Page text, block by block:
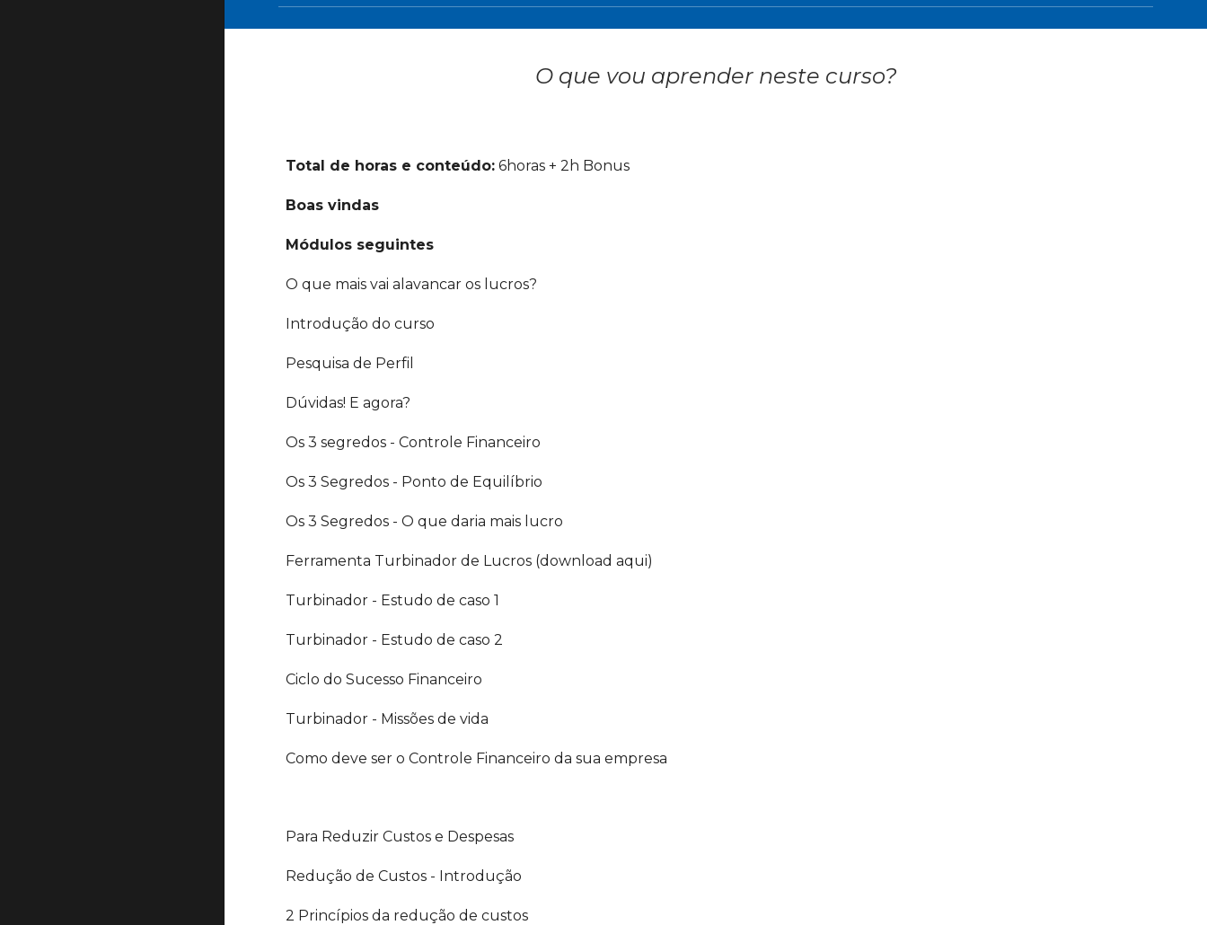
O que vou aprender neste curso?
Total de horas e conteúdo: 6horas + 2h Bonus
Boas vindas
Módulos seguintes
O que mais vai alavancar os lucros?
Introdução do curso
Pesquisa de Perfil
Dúvidas! E agora?
Os 3 segredos - Controle Financeiro
Os 3 Segredos - Ponto de Equilíbrio
Os 3 Segredos - O que daria mais lucro
Ferramenta Turbinador de Lucros (download aqui)
Turbinador - Estudo de caso 1
Turbinador - Estudo de caso 2
Ciclo do Sucesso Financeiro
Turbinador - Missões de vida
Como deve ser o Controle Financeiro da sua empresa
Para Reduzir Custos e Despesas
Redução de Custos - Introdução
2 Princípios da redução de custos